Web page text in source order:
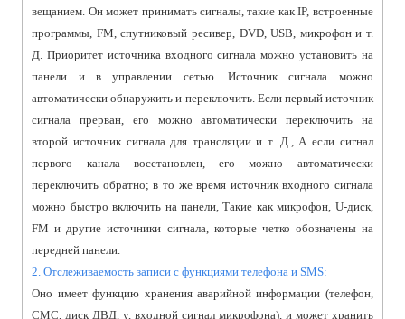
вещанием. Он может принимать сигналы, такие как IP, встроенные
программы, FM, спутниковый ресивер, DVD, USB, микрофон и т.
Д. Приоритет источника входного сигнала можно установить на
панели и в управлении сетью. Источник сигнала можно
автоматически обнаружить и переключить. Если первый источник
сигнала прерван, его можно автоматически переключить на
второй источник сигнала для трансляции и т. Д., А если сигнал
первого канала восстановлен, его можно автоматически
переключить обратно; в то же время источник входного сигнала
можно быстро включить на панели, Такие как микрофон, U-диск,
FM и другие источники сигнала, которые четко обозначены на
передней панели.
2. Отслеживаемость записи с функциями телефона и SMS:
Оно имеет функцию хранения аварийной информации (телефон,
СМС, диск ДВД, у, входной сигнал микрофона), и может хранить